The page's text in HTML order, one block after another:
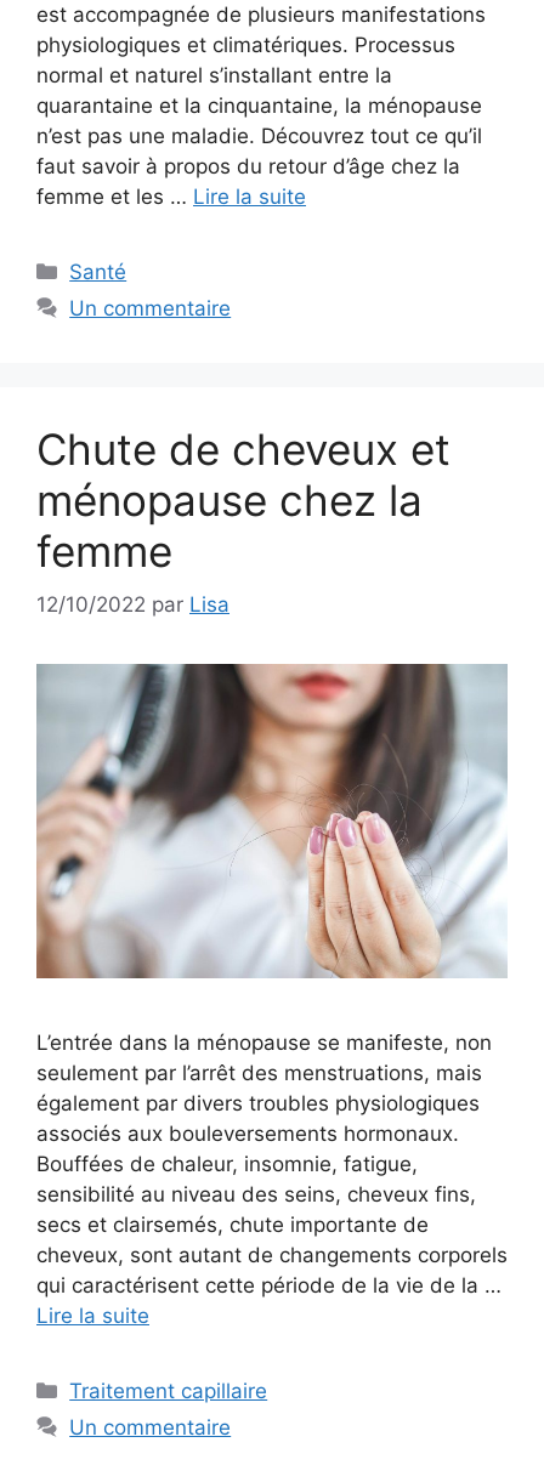
est accompagnée de plusieurs manifestations
physiologiques et climatériques. Processus
normal et naturel s’installant entre la
quarantaine et la cinquantaine, la ménopause
n’est pas une maladie. Découvrez tout ce qu’il
faut savoir à propos du retour d’âge chez la
femme et les … Lire la suite
Catégories
Santé
Un commentaire
Chute de cheveux et
ménopause chez la
femme
12/10/2022 par Lisa
L’entrée dans la ménopause se manifeste, non
seulement par l’arrêt des menstruations, mais
également par divers troubles physiologiques
associés aux bouleversements hormonaux.
Bouffées de chaleur, insomnie, fatigue,
sensibilité au niveau des seins, cheveux fins,
secs et clairsemés, chute importante de
cheveux, sont autant de changements corporels
qui caractérisent cette période de la vie de la …
Lire la suite
Catégories
Traitement capillaire
Un commentaire